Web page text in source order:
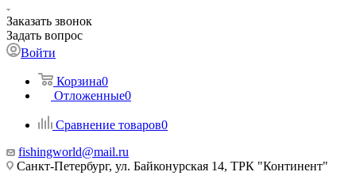
Заказать звонок
Задать вопрос
Войти
Корзина0
Отложенные0
Сравнение товаров0
fishingworld@mail.ru
Санкт-Петербург, ул. Байконурская 14, ТРК "Континент"